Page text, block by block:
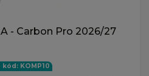
- Carbon Pro 2026/27
KOMP10